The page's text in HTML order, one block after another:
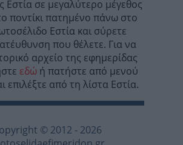
Εστία σε μεγαλύτερο μέγεθος
ποντίκι πατημένο πάνω στο
Εστία και σύρετε
που θέλετε. Για να
αρχείο της εφημερίδας
εδώ ή πατήστε από μενού
επιλέξτε από τη λίστα Εστία.
© 2012 - 2026